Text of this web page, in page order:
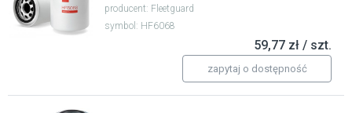
producent: Fleetguard
symbol: HF6068
59,77 zł / szt.
zapytaj o dostępność